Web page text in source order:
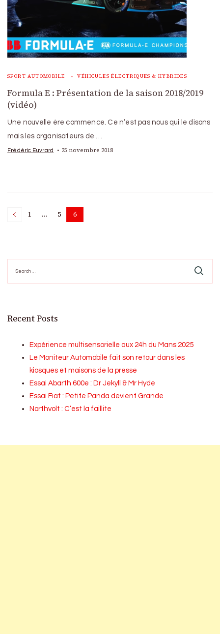
SPORT AUTOMOBILE VÉHICULES ÉLECTRIQUES & HYBRIDES
Formula E : Présentation de la saison 2018/2019
(vidéo)
Une nouvelle ère commence. Ce n’est pas nous qui le disons
mais les organisateurs de …
Frédéric Euvrard 25 novembre 2018
Posts
Page
1 … Page
5 Page
6
for:
Recent Posts
Expérience multisensorielle aux 24h du Mans 2025
Le Moniteur Automobile fait son retour dans les
kiosques et maisons de la presse
Essai Abarth 600e : Dr Jekyll & Mr Hyde
Essai Fiat : Petite Panda devient Grande
Northvolt : C’est la faillite